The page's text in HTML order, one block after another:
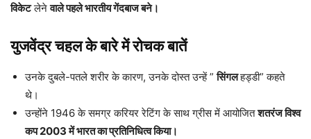
विकेटलेनेवाले पहले भारतीय गेंदबाज बने।
युजवेंद्र चहल के बारे में रोचक बातें
उनके दुबले-पतले शरीर के कारण, उनके दोस्त उन्हें ”सिंगलहड्डी” कहते
थे।
उन्होंने 1946 के समग्र करियर रेटिंग के साथ ग्रीस में आयोजितशतरंज विश्व
कप 2003 में भारत का प्रतिनिधित्व किया।